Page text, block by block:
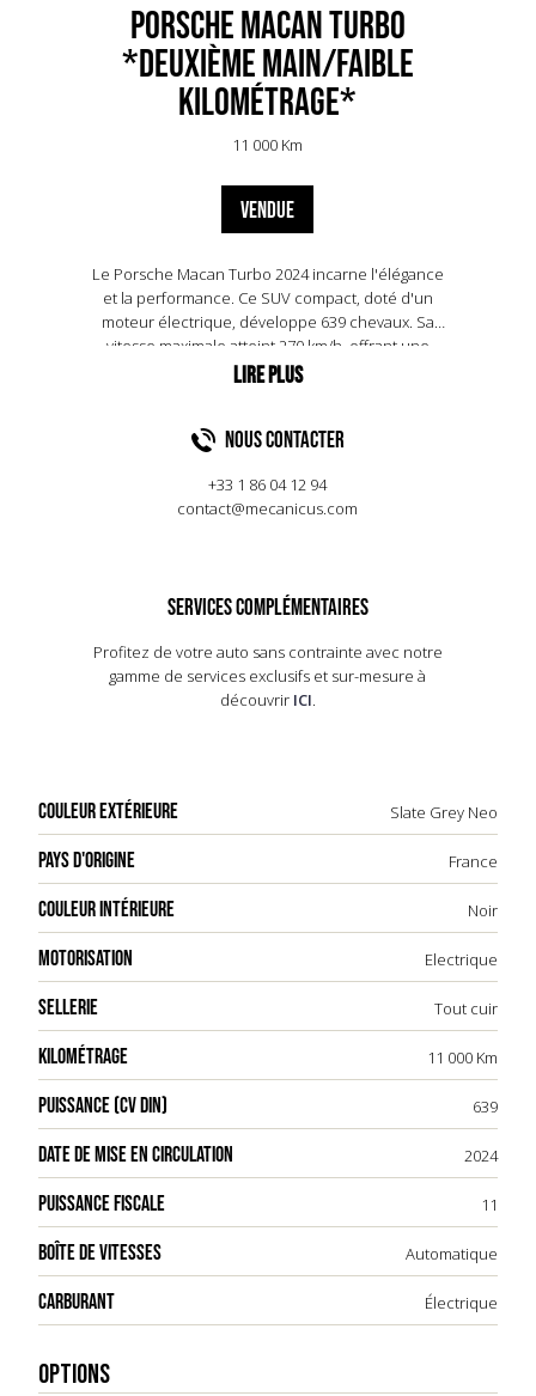
COULEUR EXTÉRIEURE Slate Grey Neo
PAYS D'ORIGINE France
COULEUR INTÉRIEURE Noir
MOTORISATION Electrique
SELLERIE Tout cuir
KILOMÉTRAGE 11 000 Km
PUISSANCE (CV DIN) 639
DATE DE MISE EN CIRCULATION 2024
PUISSANCE FISCALE 11
BOÎTE DE VITESSES Automatique
CARBURANT Électrique
OPTIONS
Porsche Macan Turbo
*Deuxième main/Faible
kilométrage*
11 000 Km
VENDUE
Le Porsche Macan Turbo 2024 incarne l'élégance
et la performance. Ce SUV compact, doté d'un
moteur électrique, développe 639 chevaux. Sa
vitesse maximale atteint 270 km/h, offrant une
expérience de conduite exaltante. Le design
l'intérieur, le luxe est omniprésent avec des
pointe, incluant un écran tactile de 10,9 pouces.
Le Macan Turbo 2024 allie puissance et
de route exceptionnelle, même dans les
NOUS CONTACTER
+33 1 86 04 12 94
contact@mecanicus.com
SERVICES COMPLÉMENTAIRES
Profitez de votre auto sans contrainte avec notre
gamme de services exclusifs et sur-mesure à
découvrir ICI.